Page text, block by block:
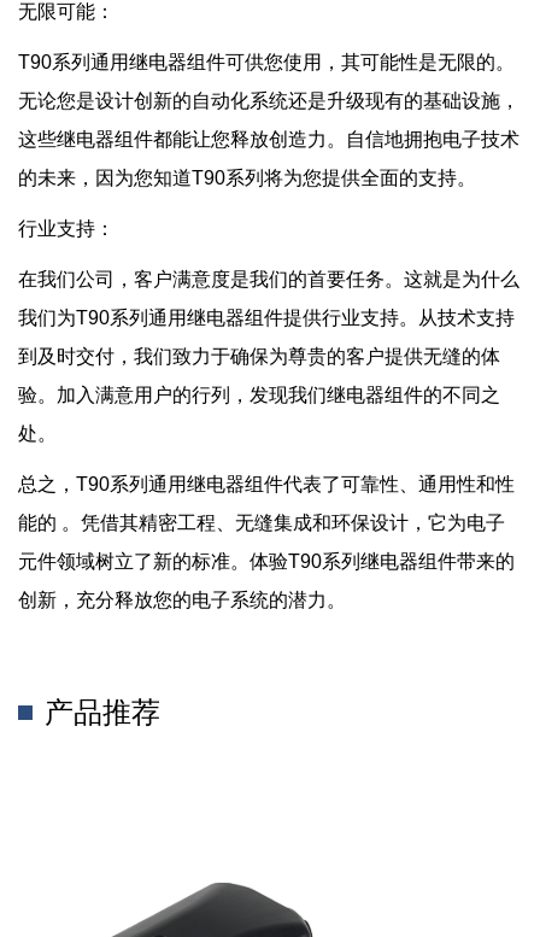
无限可能：
T90系列通用继电器组件可供您使用，其可能性是无限的。
无论您是设计创新的自动化系统还是升级现有的基础设施，
这些继电器组件都能让您释放创造力。自信地拥抱电子技术
的未来，因为您知道T90系列将为您提供全面的支持。
行业支持：
在我们公司，客户满意度是我们的首要任务。这就是为什么
我们为T90系列通用继电器组件提供行业支持。从技术支持
到及时交付，我们致力于确保为尊贵的客户提供无缝的体
验。加入满意用户的行列，发现我们继电器组件的不同之
处。
总之，T90系列通用继电器组件代表了可靠性、通用性和性
能的 。凭借其精密工程、无缝集成和环保设计，它为电子
元件领域树立了新的标准。体验T90系列继电器组件带来的
创新，充分释放您的电子系统的潜力。
产品推荐